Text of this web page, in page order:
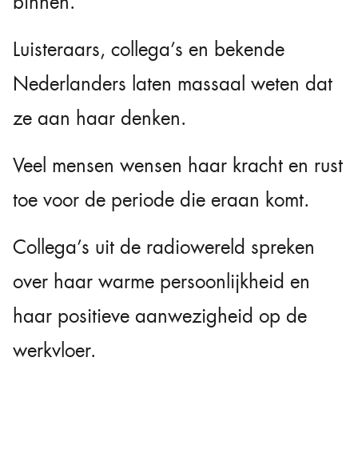
Luisteraars, collega’s en bekende
Nederlanders laten massaal weten dat
ze aan haar denken.
Veel mensen wensen haar kracht en rust
toe voor de periode die eraan komt.
Collega’s uit de radiowereld spreken
over haar warme persoonlijkheid en
haar positieve aanwezigheid op de
werkvloer.